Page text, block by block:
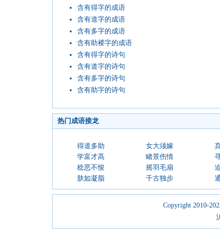
含有得字的成语
含有道字的成语
含有多字的成语
含有助褛字的成语
含有得字的诗句
含有道字的诗句
含有多字的诗句
含有助字的诗句
热门成语接龙
得道多助 女大须嫁
学富才高
睹景伤情
稔恶不悛
摇羽毛扇
肤如凝脂
千古独步
Copyright 2010-